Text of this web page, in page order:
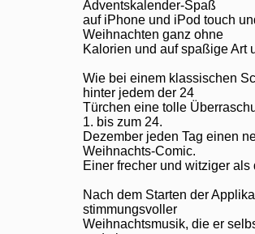
Adventskalender-Spaß
auf iPhone und iPod touch
Weihnachten ganz ohne
Kalorien und auf spaßige Art
Wie bei einem klassischen
hinter jedem der 24
Türchen eine tolle
1. bis zum 24.
Dezember jeden Tag einen
Weihnachts-Comic.
Einer frecher und witziger als
Nach dem Starten der
stimmungsvoller
Weihnachtsmusik, die er